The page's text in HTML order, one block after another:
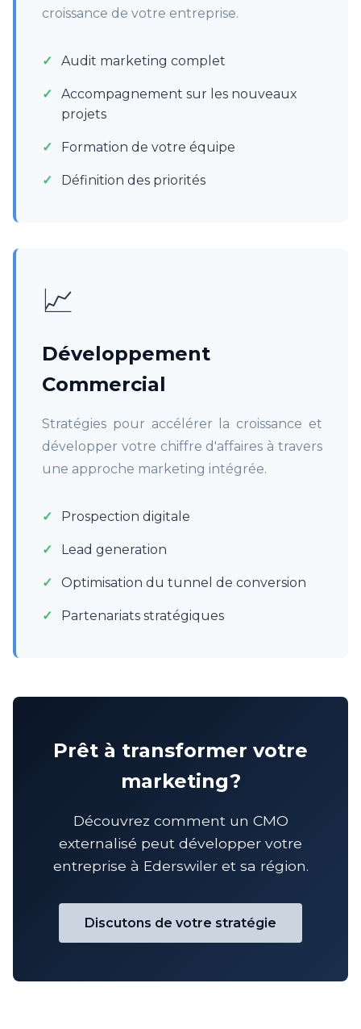
croissance de votre entreprise.
Audit marketing complet
Accompagnement sur les nouveaux
projets
Formation de votre équipe
Définition des priorités
📈
Développement
Commercial
Stratégies pour accélérer la croissance et
développer votre chiffre d'affaires à travers
une approche marketing intégrée.
Prospection digitale
Lead generation
Optimisation du tunnel de conversion
Partenariats stratégiques
Prêt à transformer votre
marketing?
Découvrez comment un CMO
externalisé peut développer votre
entreprise à Ederswiler et sa région.
Discutons de votre stratégie